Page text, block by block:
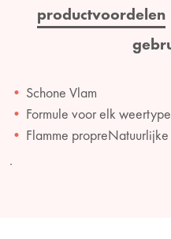
productvoordelen
Schone Vlam
Formule voor elk weertype
Flamme
.